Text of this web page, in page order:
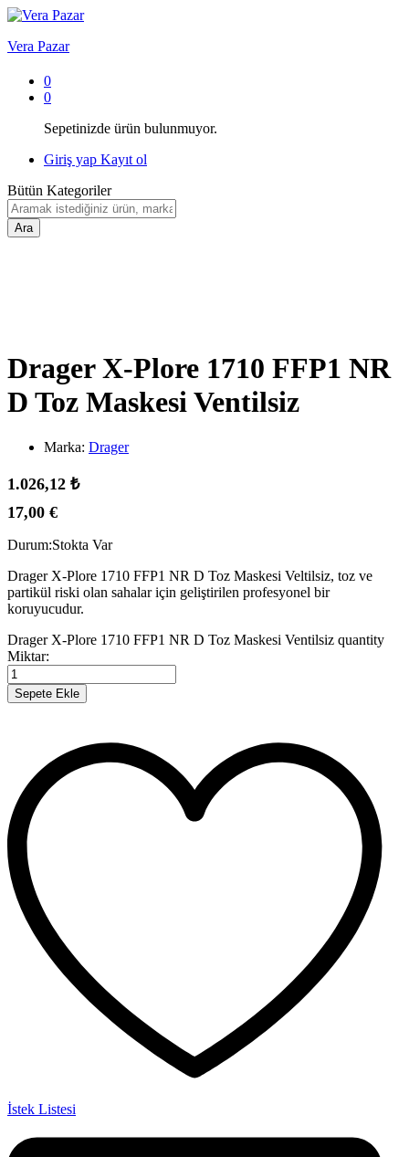
Vera Pazar
0
0
Sepetinizde ürün bulunmuyor.
Giriş yap Kayıt ol
Bütün Kategoriler
Ara
Drager X-Plore 1710 FFP1 NR
D Toz Maskesi Ventilsiz
Marka: Drager
1.026,12 ₺
17,00 €
Durum:Stokta Var
Drager X-Plore 1710 FFP1 NR D Toz Maskesi Veltilsiz, toz ve
partikül riski olan sahalar için geliştirilen profesyonel bir
koruyucudur.
Drager X-Plore 1710 FFP1 NR D Toz Maskesi Ventilsiz quantity
Miktar:
Sepete Ekle
İstek Listesi